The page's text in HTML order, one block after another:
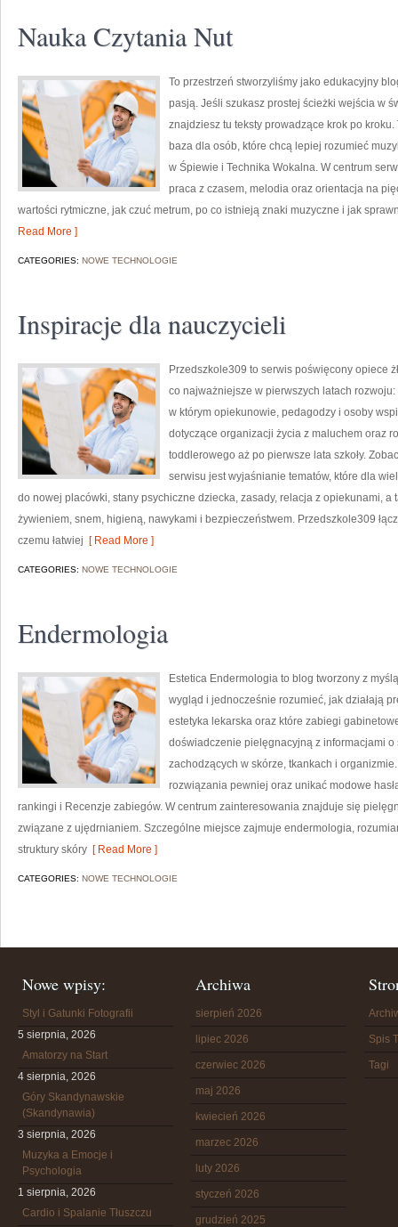
Nauka Czytania Nut
To przestrzeń stworzyliśmy jako edukacyjny
pasją. Jeśli szukasz prostej ścieżki wejścia w
znajdziesz tu teksty prowadzące krok po
baza dla osób, które chcą lepiej rozumieć
w Śpiewie i Technika Wokalna. W centrum
praca z czasem, melodia oraz orientacja na
wartości rytmiczne, jak czuć metrum, po co istnieją znaki muzyczne i jak
Read More ]
CATEGORIES: NOWE TECHNOLOGIE
Inspiracje dla nauczycieli
Przedszkole309 to serwis poświęcony opiece
co najważniejsze w pierwszych latach
w którym opiekunowie, pedagodzy i osoby
dotyczące organizacji życia z maluchem oraz
toddlerowego aż po pierwsze lata szkoły.
serwisu jest wyjaśnianie tematów, które dla
do nowej placówki, stany psychiczne dziecka, zasady, relacja z opiekunami,
żywieniem, snem, higieną, nawykami i bezpieczeństwem. Przedszkole309
czemu łatwiej [ Read More ]
CATEGORIES: NOWE TECHNOLOGIE
Endermologia
Estetica Endermologia to blog tworzony z
wygląd i jednocześnie rozumieć, jak działają
estetyka lekarska oraz które zabiegi
doświadczenie pielęgnacyjną z informacjami
zachodzących w skórze, tkankach i
rozwiązania pewniej oraz unikać modowe
rankingi i Recenzje zabiegów. W centrum zainteresowania znajduje się
związane z ujędrnianiem. Szczególne miejsce zajmuje endermologia,
struktury skóry [ Read More ]
CATEGORIES: NOWE TECHNOLOGIE
Nowe wpisy:
Styl i Gatunki Fotografii
5 sierpnia, 2026
Amatorzy na Start
4 sierpnia, 2026
Góry Skandynawskie
(Skandynawia)
3 sierpnia, 2026
Muzyka a Emocje i
Psychologia
1 sierpnia, 2026
Cardio i Spalanie Tłuszczu
Archiwa
sierpień 2026
lipiec 2026
czerwiec 2026
maj 2026
kwiecień 2026
marzec 2026
luty 2026
styczeń 2026
grudzień 2025
Spis
Tagi